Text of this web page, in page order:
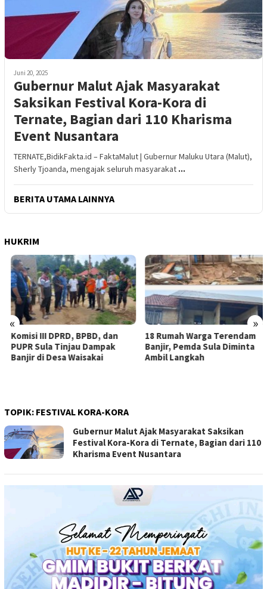
Juni 20, 2025
Gubernur Malut Ajak Masyarakat
Saksikan Festival Kora-Kora di
Ternate, Bagian dari 110 Kharisma
Event Nusantara
TERNATE,BidikFakta.id – FaktaMalut | Gubernur Maluku Utara (Malut),
Sherly Tjoanda, mengajak seluruh masyarakat ...
BERITA UTAMA LAINNYA
HUKRIM
« »
Komisi III DPRD, BPBD, dan
PUPR Sula Tinjau Dampak
Banjir di Desa Waisakai
18 Rumah Warga Terendam
Banjir, Pemda Sula Diminta
Ambil Langkah
TOPIK: FESTIVAL KORA-KORA
Gubernur Malut Ajak Masyarakat Saksikan
Festival Kora-Kora di Ternate, Bagian dari 110
Kharisma Event Nusantara